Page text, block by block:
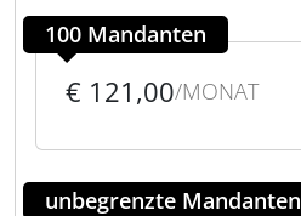
100 Mandanten
€ 121,00/MONAT
unbegrenzte Mandanten